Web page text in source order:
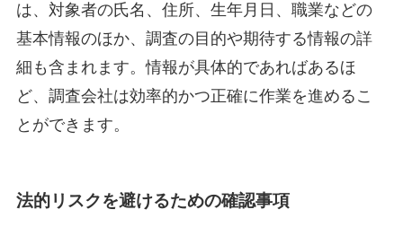
は、対象者の氏名、住所、生年月日、職業などの
基本情報のほか、調査の目的や期待する情報の詳
細も含まれます。情報が具体的であればあるほ
ど、調査会社は効率的かつ正確に作業を進めるこ
とができます。
法的リスクを避けるための確認事項